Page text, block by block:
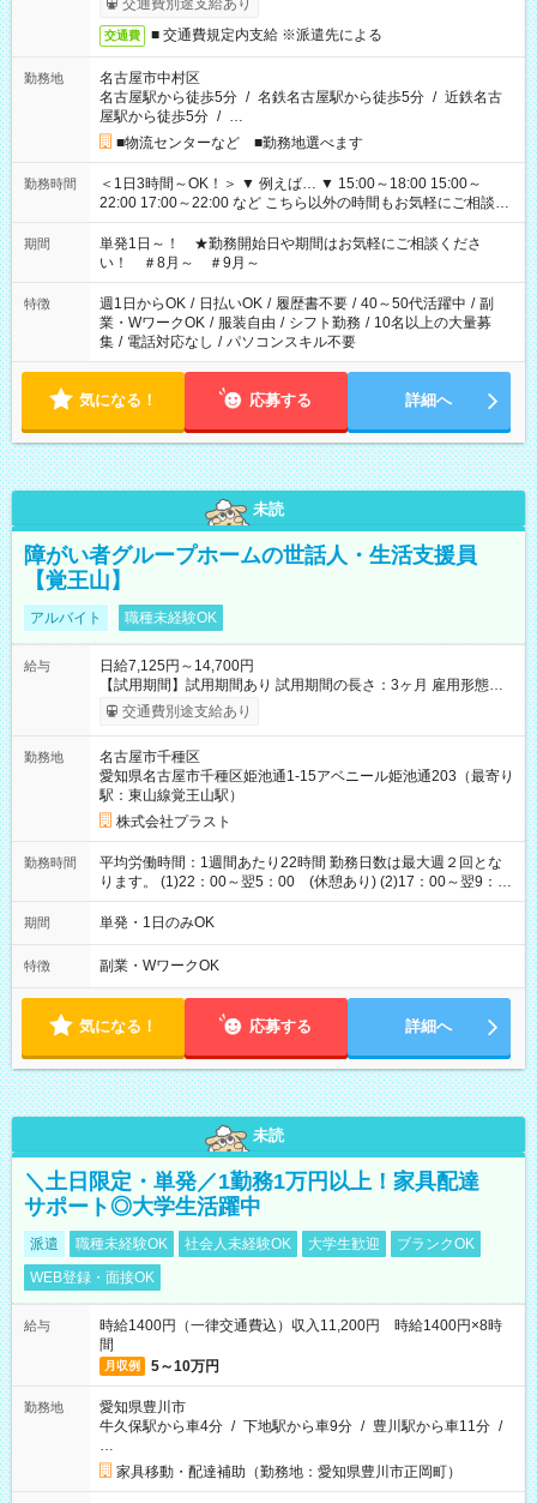
交通費別途支給あり
交通費 ■ 交通費規定内支給 ※派遣先による
勤務地
名古屋市中村区
名古屋駅から徒歩5分 / 名鉄名古屋駅から徒歩5分 / 近鉄名古
屋駅から徒歩5分 / …
■物流センターなど ■勤務地選べます
勤務時間
＜1日3時間～OK！＞ ▼ 例えば… ▼ 15:00～18:00 15:00～
22:00 17:00～22:00 など こちら以外の時間もお気軽にご相談く
ださい！
期間
単発1日～！ ★勤務開始日や期間はお気軽にご相談くださ
い！ ＃8月～ ＃9月～
特徴 週1日からOK / 日払いOK / 履歴書不要 / 40～50代活躍中 / 副
業・WワークOK / 服装自由 / シフト勤務 / 10名以上の大量募
集 / 電話対応なし / パソコンスキル不要
気になる！ 応募する 詳細へ
未読
障がい者グループホームの世話人・生活支援員
【覚王山】
アルバイト 職種未経験OK
給与
日給7,125円～14,700円
【試用期間】試用期間あり 試用期間の長さ：3ヶ月 雇用形態、
給与は本採用時と同じです。
交通費別途支給あり
勤務地
名古屋市千種区
愛知県名古屋市千種区姫池通1-15アベニール姫池通203（最寄り
駅：東山線覚王山駅）
株式会社プラスト
勤務時間
平均労働時間：1週間あたり22時間 勤務日数は最大週２回とな
ります。 (1)22：00～翌5：00 (休憩あり) (2)17：00～翌9：
00 (休憩あり) ３６協定提出済 平均労働時間：1週間あたり22
時間 勤務日数は最大週２回となります。 (1)22：00～翌5：00
期間 単発・1日のみOK
特徴 副業・WワークOK
気になる！ 応募する 詳細へ
未読
＼土日限定・単発／1勤務1万円以上！家具配達
サポート◎大学生活躍中
派遣 職種未経験OK 社会人未経験OK 大学生歓迎
ブランクOK
WEB登録・面接OK
給与
時給1400円（一律交通費込）収入11,200円 時給1400円×8時
間
月収例 5～10万円
勤務地
愛知県豊川市
牛久保駅から車4分 / 下地駅から車9分 / 豊川駅から車11分 /
…
家具移動・配達補助（勤務地：愛知県豊川市正岡町）